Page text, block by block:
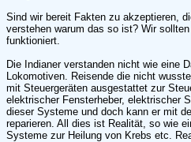
Sind wir bereit Fakten zu akzeptieren,
verstehen warum das so ist? Wir
funktioniert.
Die Indianer verstanden nicht wie eine
Lokomotiven. Reisende die nicht
mit Steuergeräten ausgestattet zur
elektrischer Fensterheber, elektrischer
dieser Systeme und doch kann er mit
reparieren. All dies ist Realität, so wie
Systeme zur Heilung von Krebs etc.